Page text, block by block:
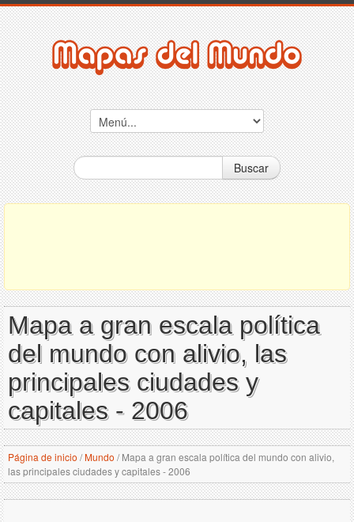
Buscar
Mapa a gran escala política
del mundo con alivio, las
principales ciudades y
capitales - 2006
Página de inicio /Mundo /Mapa a gran escala política del mundo con alivio,
las principales ciudades y capitales - 2006